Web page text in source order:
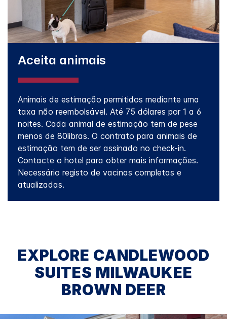
Aceita animais
Animais de estimação permitidos mediante uma
taxa não reembolsável. Até 75 dólares por 1 a 6
noites. Cada animal de estimação tem de pese
menos de 80libras. O contrato para animais de
estimação tem de ser assinado no check-in.
Contacte o hotel para obter mais informações.
Necessário registo de vacinas completas e
atualizadas.
EXPLORE CANDLEWOOD
SUITES MILWAUKEE
BROWN DEER